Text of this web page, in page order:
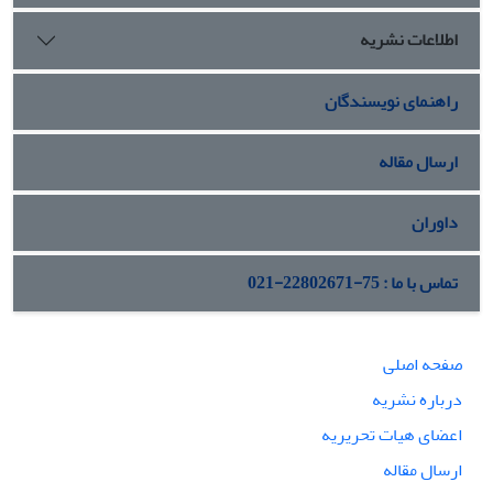
اطلاعات نشریه
راهنمای نویسندگان
ارسال مقاله
داوران
تماس با ما : 75-22802671-021
صفحه اصلی
درباره نشریه
اعضای هیات تحریریه
ارسال مقاله